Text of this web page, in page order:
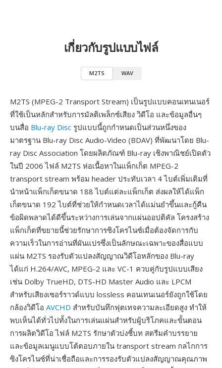
เกี่ยวกับรูปแบบไฟล์
M2TS WAV
M2TS (MPEG-2 Transport Stream) เป็นรูปแบบคอนเทนเนอร์
ที่ใช้เป็นหลักสำหรับการมัลติเพล็กซ์เสียง วิดีโอ และข้อมูลอื่นๆ
บนสื่อ Blu-ray Disc รูปแบบนี้ถูกกำหนดเป็นส่วนหนึ่งของ
มาตรฐาน Blu-ray Disc Audio-Video (BDAV) ที่พัฒนาโดย Blu-
ray Disc Association โดยผลิตภัณฑ์ Blu-ray เชิงพาณิชย์เปิดตัว
ในปี 2006 ไฟล์ M2TS ห่อเนื้อหาในแพ็กเก็ต MPEG-2
transport stream พร้อม header ประทับเวลา 4 ไบต์เพิ่มเติมที่
นำหน้าแพ็กเก็ตขนาด 188 ไบต์แต่ละแพ็กเก็ต ส่งผลให้ได้แพ็ก
เก็ตขนาด 192 ไบต์ที่ช่วยให้กำหนดเวลาได้แม่นยำขึ้นและกู้คืน
ข้อผิดพลาดได้ดีขึ้นระหว่างการเล่นจากแผ่นออปติคัล โครงสร้าง
แพ็กเก็ตที่ขยายนี้ช่วยรักษาการซิงโครไนซ์เมื่อต้องจัดการกับ
ความเร็วในการอ่านที่ผันแปรซึ่งเป็นลักษณะเฉพาะของสื่อแบบ
แผ่น M2TS รองรับตัวแปลงสัญญาณวิดีโอหลักของ Blu-ray
ได้แก่ H.264/AVC, MPEG-2 และ VC-1 ควบคู่กับรูปแบบเสียง
เช่น Dolby TrueHD, DTS-HD Master Audio และ LPCM
สำหรับเสียงเซอร์ราวด์แบบ lossless คอนเทนเนอร์ยังถูกใช้โดย
กล้องวิดีโอ AVCHD สำหรับบันทึกฟุตเทจความละเอียดสูง ทำให้
พบเห็นได้ทั่วไปทั้งในการเล่นแผ่นสำหรับผู้บริโภคและขั้นตอน
การผลิตวิดีโอ ไฟล์ M2TS รักษาตัวบ่งชี้บท สตรีมคำบรรยาย
และข้อมูลเมนูแบบโต้ตอบภายใน transport stream กลไกการ
ซิงโครไนซ์ที่น่าเชื่อถือและการรองรับตัวแปลงสัญญาณคุณภาพ